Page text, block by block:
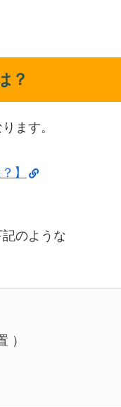
？
ます。
】
のような
）